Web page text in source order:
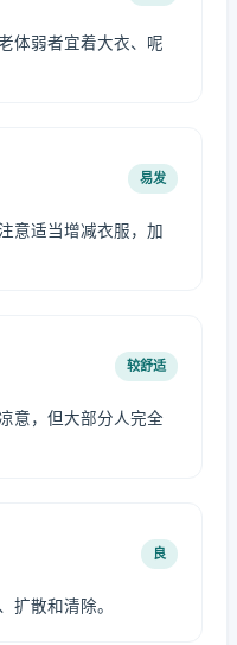
体弱者宜着大衣、呢
易发
意适当增减衣服，加
较舒适
意，但大部分人完全
良
扩散和清除。